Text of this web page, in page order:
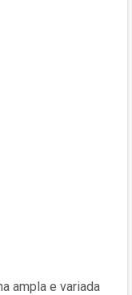
ampla e variada